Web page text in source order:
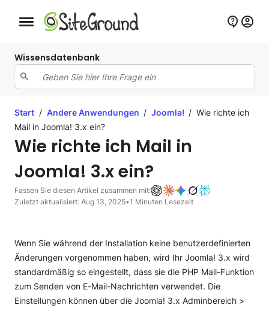
Schaltfläche Mobile Navigation
Wissensdatenbank
Start / Andere Anwendungen / Joomla! / Wie richte ich
Mail in Joomla! 3.x ein?
Wie richte ich Mail in
Joomla! 3.x ein?
Fassen Sie diesen Artikel zusammen mit:
Zuletzt aktualisiert: Aug 13, 2025•1 Minuten Lesezeit
Wenn Sie während der Installation keine benutzerdefinierten
Änderungen vorgenommen haben, wird Ihr Joomla! 3.x wird
standardmäßig so eingestellt, dass sie die PHP Mail-Funktion
zum Senden von E-Mail-Nachrichten verwendet. Die
Einstellungen können über die Joomla! 3.x Adminbereich >